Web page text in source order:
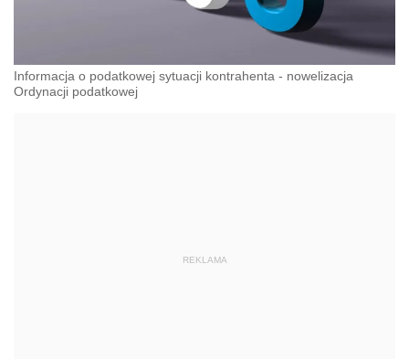
Informacja o podatkowej sytuacji kontrahenta - nowelizacja
Ordynacji podatkowej